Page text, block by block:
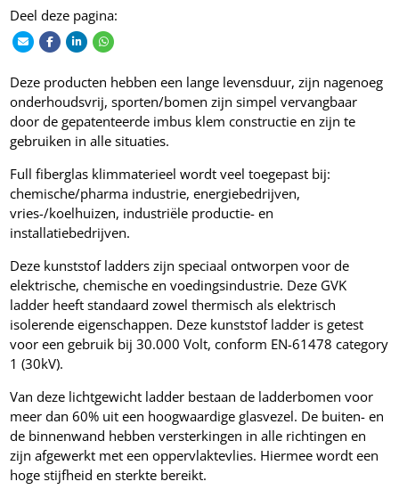
Deel deze pagina:
Deze producten hebben een lange levensduur, zijn nagenoeg
onderhoudsvrij, sporten/bomen zijn simpel vervangbaar
door de gepatenteerde imbus klem constructie en zijn te
gebruiken in alle situaties.
Full fiberglas klimmaterieel wordt veel toegepast bij:
chemische/pharma industrie, energiebedrijven,
vries-/koelhuizen, industriële productie- en
installatiebedrijven.
Deze kunststof ladders zijn speciaal ontworpen voor de
elektrische, chemische en voedingsindustrie. Deze GVK
ladder heeft standaard zowel thermisch als elektrisch
isolerende eigenschappen. Deze kunststof ladder is getest
voor een gebruik bij 30.000 Volt, conform EN-61478 category
1 (30kV).
Van deze lichtgewicht ladder bestaan de ladderbomen voor
meer dan 60% uit een hoogwaardige glasvezel. De buiten- en
de binnenwand hebben versterkingen in alle richtingen en
zijn afgewerkt met een oppervlaktevlies. Hiermee wordt een
hoge stijfheid en sterkte bereikt.